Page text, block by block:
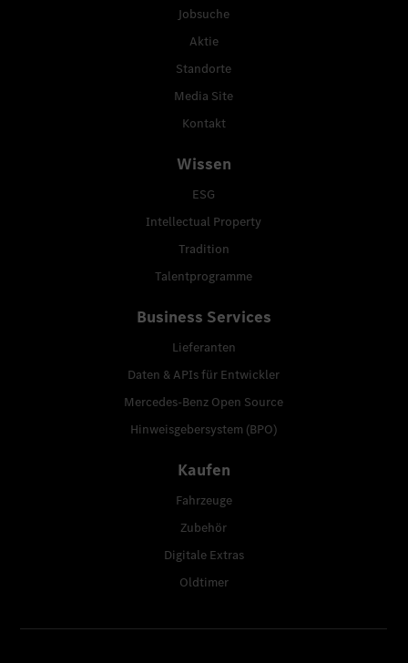
Jobsuche
Aktie
Standorte
Media Site
Kontakt
Wissen
ESG
Intellectual Property
Tradition
Talentprogramme
Business Services
Lieferanten
Daten & APIs für Entwickler
Mercedes-Benz Open Source
Hinweisgebersystem (BPO)
Kaufen
Fahrzeuge
Zubehör
Digitale Extras
Oldtimer